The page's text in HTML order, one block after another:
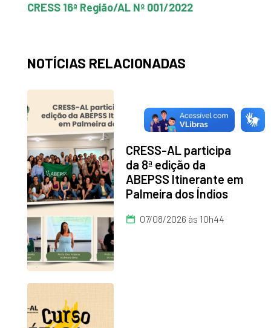
CRESS 16ª Região/AL Nº 001/2022
NOTÍCIAS RELACIONADAS
CRESS-AL participa
da 8ª edição da
ABEPSS Itinerante em
Palmeira dos Índios
07/08/2026 às 10h44